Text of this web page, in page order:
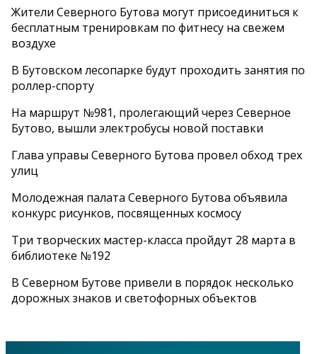
Жители Северного Бутова могут присоединиться к
бесплатным тренировкам по фитнесу на свежем
воздухе
В Бутовском лесопарке будут проходить занятия по
роллер-спорту
На маршрут №981, пролегающий через Северное
Бутово, вышли электробусы новой поставки
Глава управы Северного Бутова провел обход трех
улиц
Молодежная палата Северного Бутова объявила
конкурс рисунков, посвященных космосу
Три творческих мастер-класса пройдут 28 марта в
библиотеке №192
В Северном Бутове привели в порядок несколько
дорожных знаков и светофорных объектов